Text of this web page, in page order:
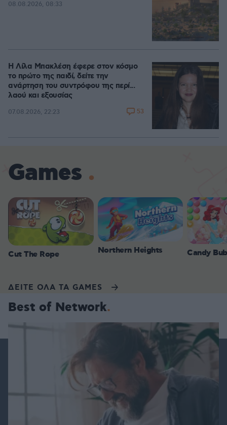
08.08.2026, 08:33
Η Λίλα Μπακλέση έφερε στον κόσμο
το πρώτο της παιδί, δείτε την
ανάρτηση του συντρόφου της περί...
λαού και εξουσίας
07.08.2026, 22:23 53
Games
Cut The Rope Northern Heights Candy
ΔΕΙΤΕ ΟΛΑ ΤΑ GAMES
Best of Network